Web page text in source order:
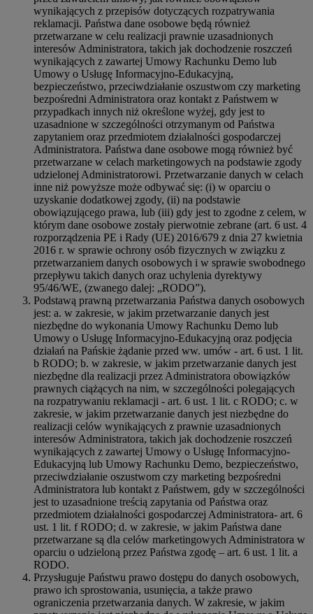
wynikających z przepisów dotyczących rozpatrywania
reklamacji. Państwa dane osobowe będą również
przetwarzane w celu realizacji prawnie uzasadnionych
interesów Administratora, takich jak dochodzenie roszczeń
wynikających z zawartej Umowy Rachunku Demo lub
Umowy o Usługę Informacyjno-Edukacyjną,
bezpieczeństwo, przeciwdziałanie oszustwom czy marketing
bezpośredni Administratora oraz kontakt z Państwem w
przypadkach innych niż określone wyżej, gdy jest to
uzasadnione w szczególności otrzymanym od Państwa
zapytaniem oraz przedmiotem działalności gospodarczej
Administratora. Państwa dane osobowe mogą również być
przetwarzane w celach marketingowych na podstawie zgody
udzielonej Administratorowi. Przetwarzanie danych w celach
inne niż powyższe może odbywać się: (i) w oparciu o
uzyskanie dodatkowej zgody, (ii) na podstawie
obowiązującego prawa, lub (iii) gdy jest to zgodne z celem, w
którym dane osobowe zostały pierwotnie zebrane (art. 6 ust. 4
rozporządzenia PE i Rady (UE) 2016/679 z dnia 27 kwietnia
2016 r. w sprawie ochrony osób fizycznych w związku z
przetwarzaniem danych osobowych i w sprawie swobodnego
przepływu takich danych oraz uchylenia dyrektywy
95/46/WE, (zwanego dalej: „RODO”).
Podstawą prawną przetwarzania Państwa danych osobowych
jest: a. w zakresie, w jakim przetwarzanie danych jest
niezbędne do wykonania Umowy Rachunku Demo lub
Umowy o Usługę Informacyjno-Edukacyjną oraz podjęcia
działań na Pańskie żądanie przed ww. umów - art. 6 ust. 1 lit.
b RODO; b. w zakresie, w jakim przetwarzanie danych jest
niezbędne dla realizacji przez Administratora obowiązków
prawnych ciążących na nim, w szczególności polegających
na rozpatrywaniu reklamacji - art. 6 ust. 1 lit. c RODO; c. w
zakresie, w jakim przetwarzanie danych jest niezbędne do
realizacji celów wynikających z prawnie uzasadnionych
interesów Administratora, takich jak dochodzenie roszczeń
wynikających z zawartej Umowy o Usługę Informacyjno-
Edukacyjną lub Umowy Rachunku Demo, bezpieczeństwo,
przeciwdziałanie oszustwom czy marketing bezpośredni
Administratora lub kontakt z Państwem, gdy w szczególności
jest to uzasadnione treścią zapytania od Państwa oraz
przedmiotem działalności gospodarczej Administratora- art. 6
ust. 1 lit. f RODO; d. w zakresie, w jakim Państwa dane
przetwarzane są dla celów marketingowych Administratora w
oparciu o udzieloną przez Państwa zgodę – art. 6 ust. 1 lit. a
RODO.
Przysługuje Państwu prawo dostępu do danych osobowych,
prawo ich sprostowania, usunięcia, a także prawo
ograniczenia przetwarzania danych. W zakresie, w jakim